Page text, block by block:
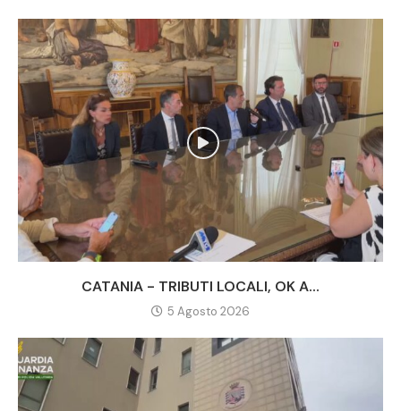
CATANIA - TRIBUTI LOCALI, OK A...
5 Agosto 2026